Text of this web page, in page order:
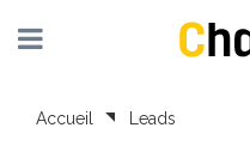
Accueil Leads